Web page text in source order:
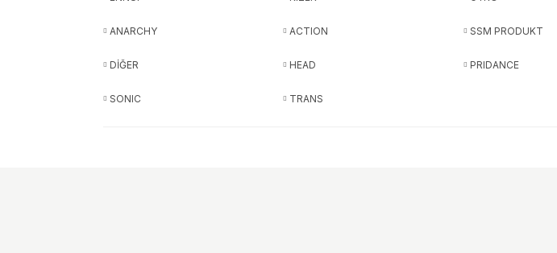
ANARCHY ACTION SSM PRODUKT
DİĞER HEAD PRIDANCE
SONIC TRANS